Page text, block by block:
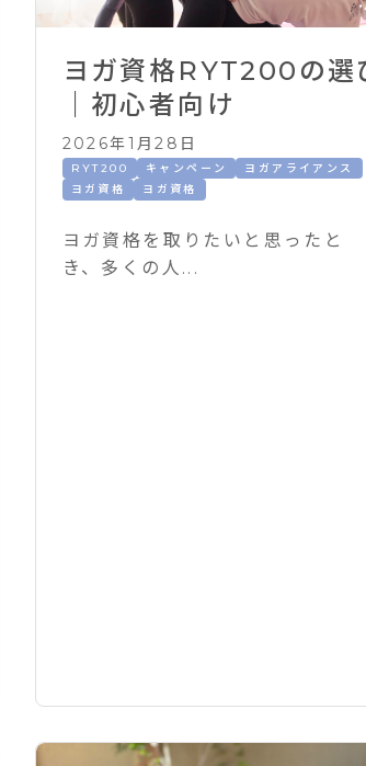
ヨガ資格RYT200の選
｜初心者向け
2026年1月28日
RYT200 キャンペーン
ヨガアライアンス
ヨガ資格
ヨガ資格
ヨガ資格を取りたいと思ったと
き、多くの人...